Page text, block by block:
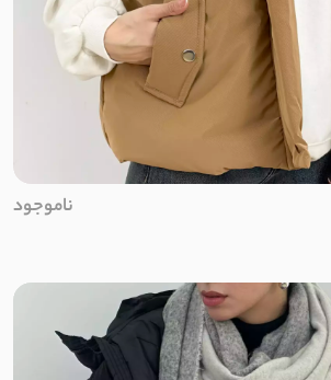
کرک
ناموجود